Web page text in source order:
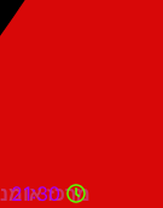
מרכז אומניות
21:30